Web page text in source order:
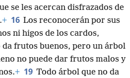
se les acercan disfrazados de
+ 16 Los reconocerán por sus
ni higos de los cardos,
frutos buenos, pero un árbol
no puede dar frutos malos y
+ 19 Todo árbol que no da